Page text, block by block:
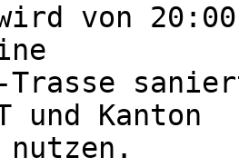
von
Trasse
und Kanton
nutzen.